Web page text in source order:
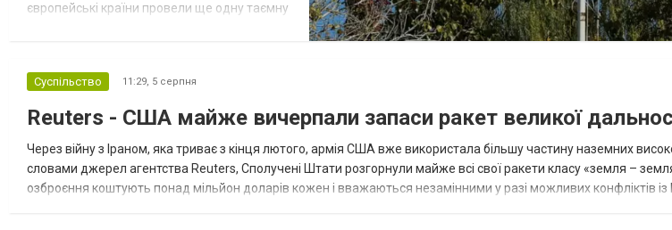
європейські країни провели ще одну таємну
зі сторони Європи до цих переговорів
долучилися колишні високопосадовці
Великої Британії, Франції, Німеччини та Р...
Суспільство 11:29, 5 серпня
Reuters - США майже вичерпали запаси ракет великої
Через війну з Іраном, яка триває з кінця лютого, армія США вже використала більшу частину наземних
словами джерел агентства Reuters, Сполучені Штати розгорнули майже всі свої ракети класу «земля –
озброєння коштують понад мільйон доларів кожен і вважаються незамінними у разі можливих конфліктів із